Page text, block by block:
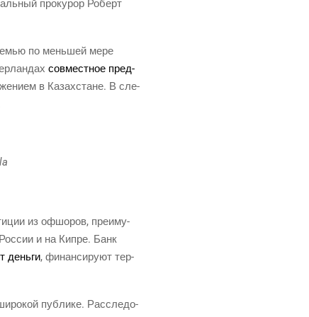
про­ку­рор Роберт
по мень­шей мере
сов­мест­ное пред­
в Казах­стане. В сле­
из офшо­ров, пре­иму­
и на Кип­ре. Банк
день­ги, финан­си­ру­ют тер­
пуб­ли­ке. Рас­сле­до­